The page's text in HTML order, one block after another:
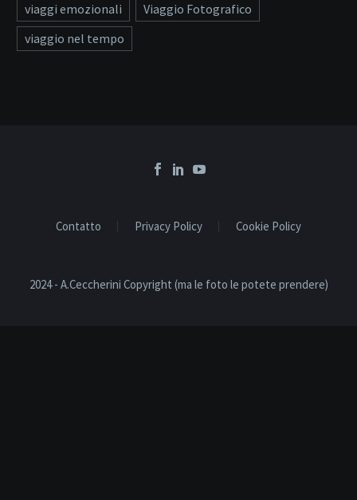
viaggi emozionali
Viaggio Fotografico
viaggio nel tempo
Contatto Privacy Policy Cookie Policy
2024 - A.Ceccherini Copyright (ma le foto le potete prendere)